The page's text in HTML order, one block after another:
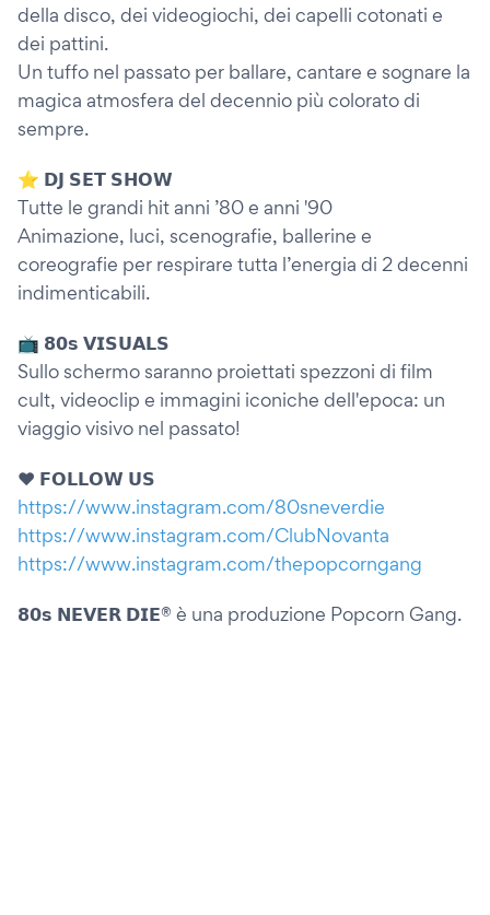
della disco, dei videogiochi, dei capelli cotonati e
dei pattini.
Un tuffo nel passato per ballare, cantare e sognare la
magica atmosfera del decennio più colorato di
sempre.
⭐️ 𝗗𝗝 𝗦𝗘𝗧 𝗦𝗛𝗢𝗪
Tutte le grandi hit anni ’80 e anni '90
Animazione, luci, scenografie, ballerine e
coreografie per respirare tutta l’energia di 2 decenni
indimenticabili.
📺 𝟴𝟬𝘀 𝗩𝗜𝗦𝗨𝗔𝗟𝗦
Sullo schermo saranno proiettati spezzoni di film
cult, videoclip e immagini iconiche dell'epoca: un
viaggio visivo nel passato!
❤️ 𝗙𝗢𝗟𝗟𝗢𝗪 𝗨𝗦
https://www.instagram.com/80sneverdie
https://www.instagram.com/ClubNovanta
https://www.instagram.com/thepopcorngang
𝟴𝟬𝘀 𝗡𝗘𝗩𝗘𝗥 𝗗𝗜𝗘® è una produzione Popcorn Gang.